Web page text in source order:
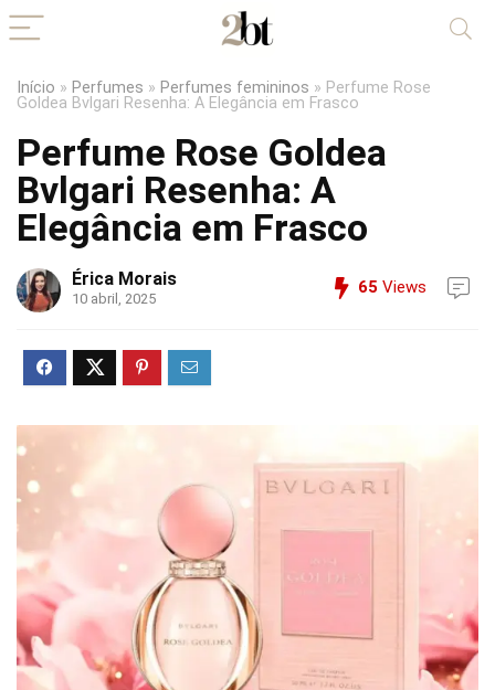
Início » Perfumes » Perfumes femininos » Perfume Rose
Goldea Bvlgari Resenha: A Elegância em Frasco
Perfume Rose Goldea
Bvlgari Resenha: A
Elegância em Frasco
Érica Morais
10 abril, 2025
65 Views